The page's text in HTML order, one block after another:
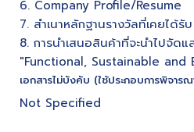
6. Company Profile/Resume
7. สำเนาหลักฐานรางวัลที่เคยได้รับ
8. การนำเสนอสินค้าที่จะนำไปจัด
"Functional, Sustainable and
เอกสารไม่บังคับ (ใช้ประกอบการพิจาร
Not Specified